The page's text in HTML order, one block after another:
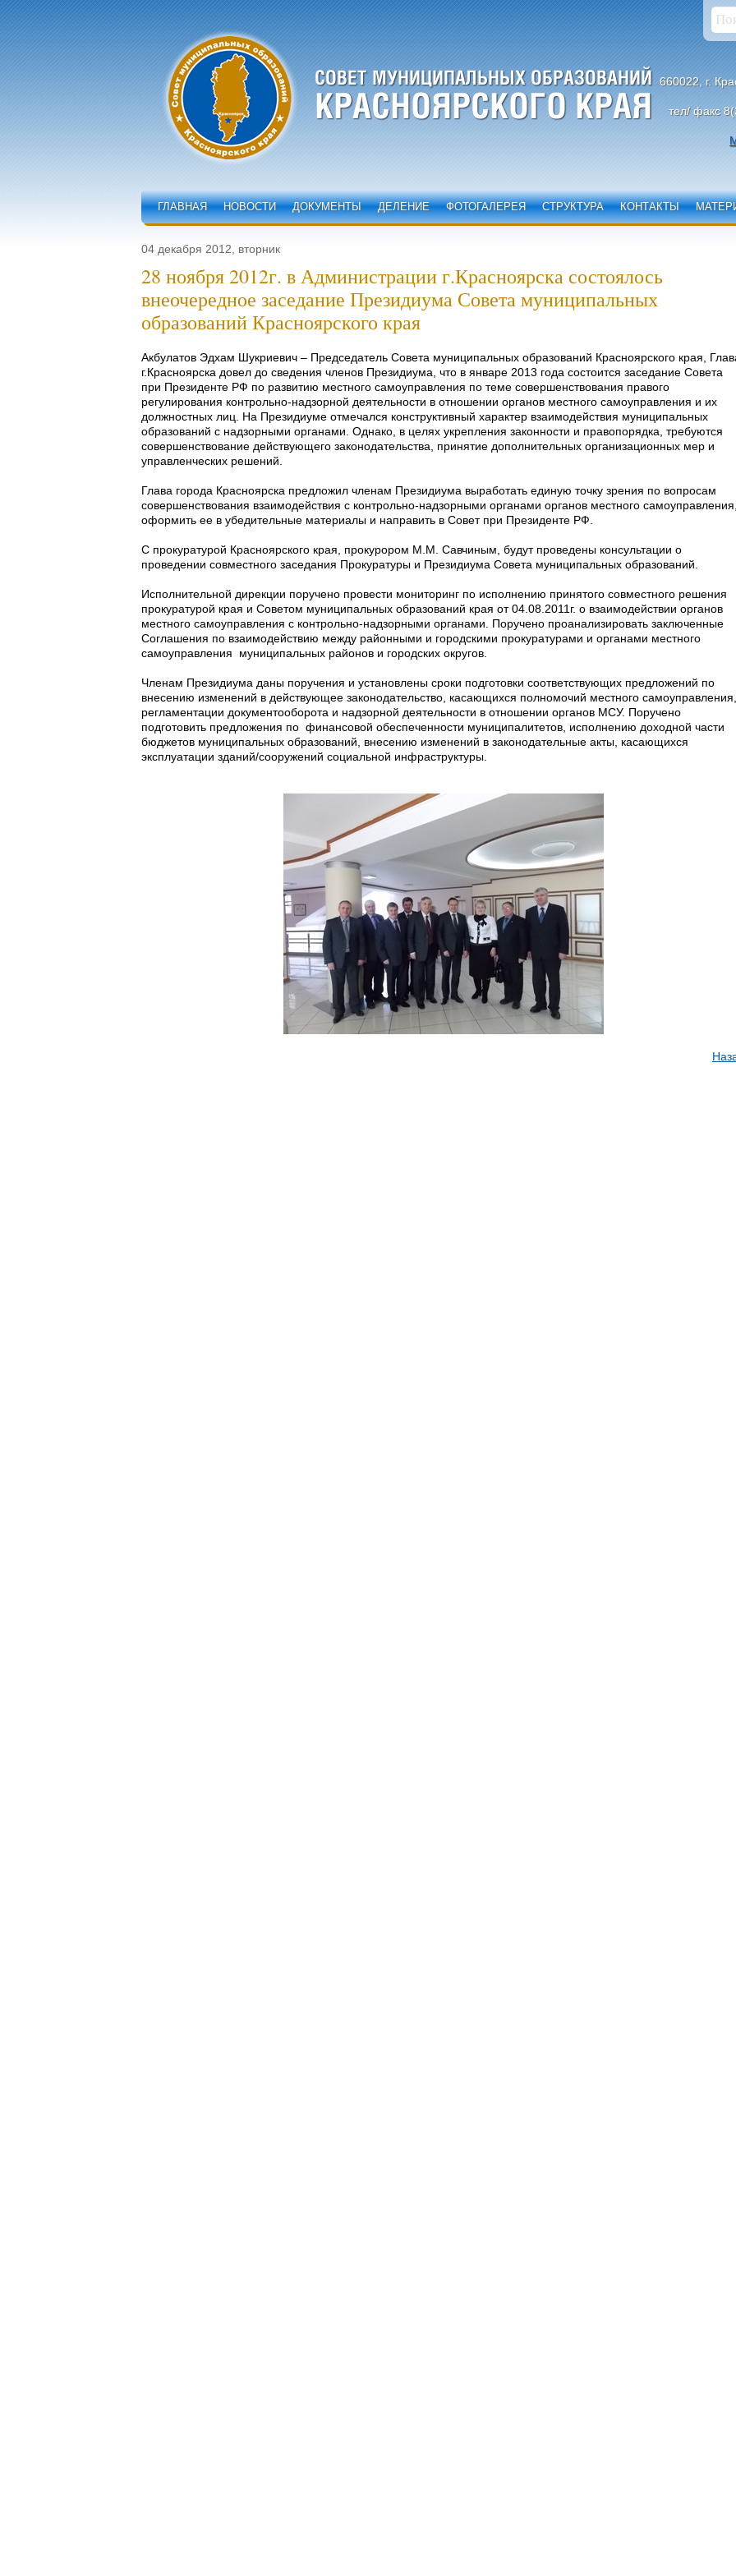
660022, г.
тел/ факс
ГЛАВНАЯ НОВОСТИ ДОКУМЕНТЫ ДЕЛЕНИЕ ФОТОГАЛЕРЕЯ СТРУКТУРА КОНТАКТЫ
04 декабря 2012, вторник
28 ноября 2012г. в Администрации г.Красноярска состоялось
внеочередное заседание Президиума Совета муниципальных
образований Красноярского края
Акбулатов Эдхам Шукриевич – Председатель Совета муниципальных образований Красноярского края,
г.Красноярска довел до сведения членов Президиума, что в январе 2013 года состоится заседание Совета
при Президенте РФ по развитию местного самоуправления по теме совершенствования правого
регулирования контрольно-надзорной деятельности в отношении органов местного самоуправления и их
должностных лиц. На Президиуме отмечался конструктивный характер взаимодействия муниципальных
образований с надзорными органами. Однако, в целях укрепления законности и правопорядка, требуются
совершенствование действующего законодательства, принятие дополнительных организационных мер и
управленческих решений.
Глава города Красноярска предложил членам Президиума выработать единую точку зрения по вопросам
совершенствования взаимодействия с контрольно-надзорными органами органов местного
оформить ее в убедительные материалы и направить в Совет при Президенте РФ.
С прокуратурой Красноярского края, прокурором М.М. Савчиным, будут проведены консультации о
проведении совместного заседания Прокуратуры и Президиума Совета муниципальных образований.
Исполнительной дирекции поручено провести мониторинг по исполнению принятого совместного решения
прокуратурой края и Советом муниципальных образований края от 04.08.2011г. о взаимодействии органов
местного самоуправления с контрольно-надзорными органами. Поручено проанализировать заключенные
Соглашения по взаимодействию между районными и городскими прокуратурами и органами местного
самоуправления муниципальных районов и городских округов.
Членам Президиума даны поручения и установлены сроки подготовки соответствующих предложений по
внесению изменений в действующее законодательство, касающихся полномочий местного самоуправления,
регламентации документооборота и надзорной деятельности в отношении органов МСУ. Поручено
подготовить предложения по финансовой обеспеченности муниципалитетов, исполнению доходной части
бюджетов муниципальных образований, внесению изменений в законодательные акты, касающихся
эксплуатации зданий/сооружений социальной инфраструктуры.